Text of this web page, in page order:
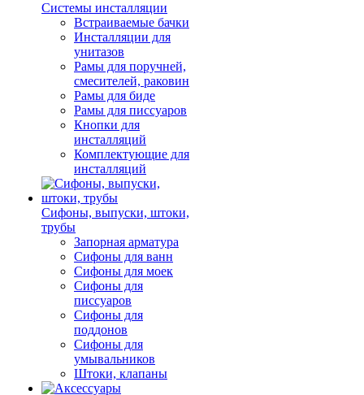
Системы инсталляции
Встраиваемые бачки
Инсталляции для
унитазов
Рамы для поручней,
смесителей, раковин
Рамы для биде
Рамы для писсуаров
Кнопки для
инсталляций
Комплектующие для
инсталляций
Сифоны, выпуски, штоки,
трубы
Запорная арматура
Сифоны для ванн
Сифоны для моек
Сифоны для
писсуаров
Сифоны для
поддонов
Сифоны для
умывальников
Штоки, клапаны